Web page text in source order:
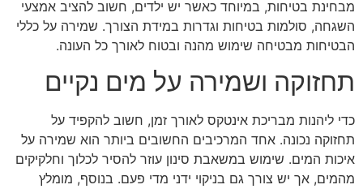
מבחינת בטיחות, במיוחד כאשר יש ילדים, חשוב להציב אמצעי
השגחה, סולמות בטיחות וגדרות במידת הצורך. שמירה על כללי
הבטיחות מבטיחה שימוש מהנה ובטוח לאורך כל העונה.
תחזוקה ושמירה על מים נקיים
כדי ליהנות מבריכת אינטקס לאורך זמן, חשוב להקפיד על
תחזוקה נכונה. אחד המרכיבים החשובים ביותר הוא שמירה על
איכות המים. שימוש במשאבת סינון עוזר להסיר לכלוך וחלקיקים
מהמים, אך יש צורך גם בניקוי ידני מדי פעם. בנוסף, מומלץ